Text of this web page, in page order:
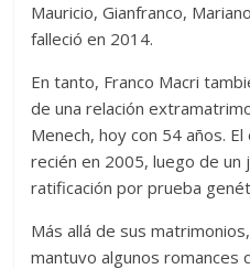
Mauricio, Gianfranco,
falleció en 2014.
En tanto, Franco Macri
de una relación
Menech, hoy con 54 años.
recién en 2005, luego de un
ratificación por prueba
Más allá de sus
mantuvo algunos romances